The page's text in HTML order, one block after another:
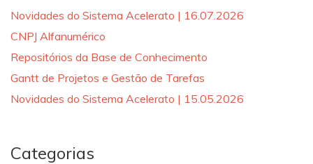
Novidades do Sistema Acelerato | 16.07.2026
CNPJ Alfanumérico
Repositórios da Base de Conhecimento
Gantt de Projetos e Gestão de Tarefas
Novidades do Sistema Acelerato | 15.05.2026
Categorias